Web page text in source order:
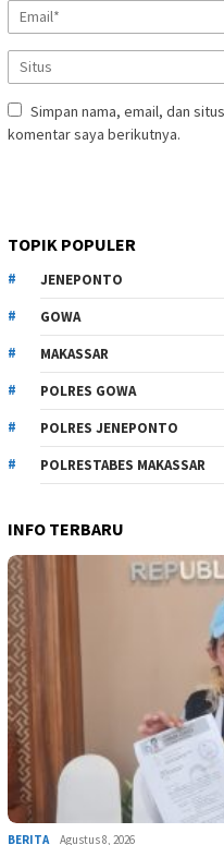
Simpan nama, email, dan
komentar saya berikutnya.
TOPIK POPULER
JENEPONTO
GOWA
MAKASSAR
POLRES GOWA
POLRES JENEPONTO
POLRESTABES MAKASSAR
INFO TERBARU
BERITA Agustus 8, 2026